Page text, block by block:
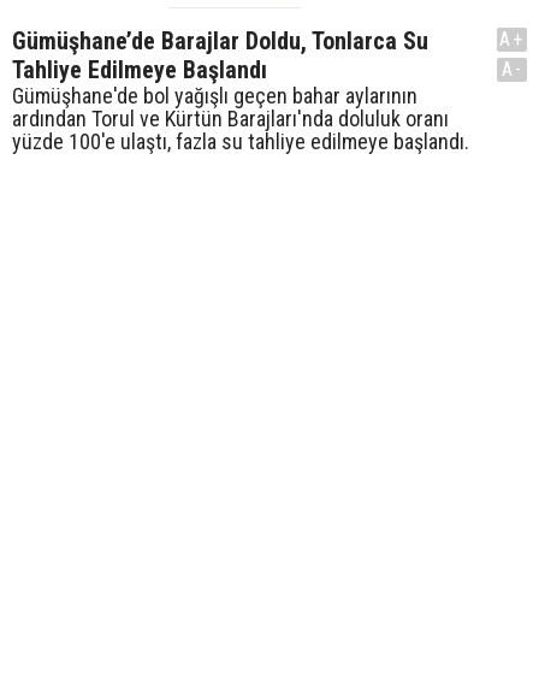
Gümüşhane’de Barajlar Doldu, Tonlarca Su
Tahliye Edilmeye Başlandı
Gümüşhane'de bol yağışlı geçen bahar aylarının
ardından Torul ve Kürtün Barajları'nda doluluk oranı
yüzde 100'e ulaştı, fazla su tahliye edilmeye başlandı.
A+
A-